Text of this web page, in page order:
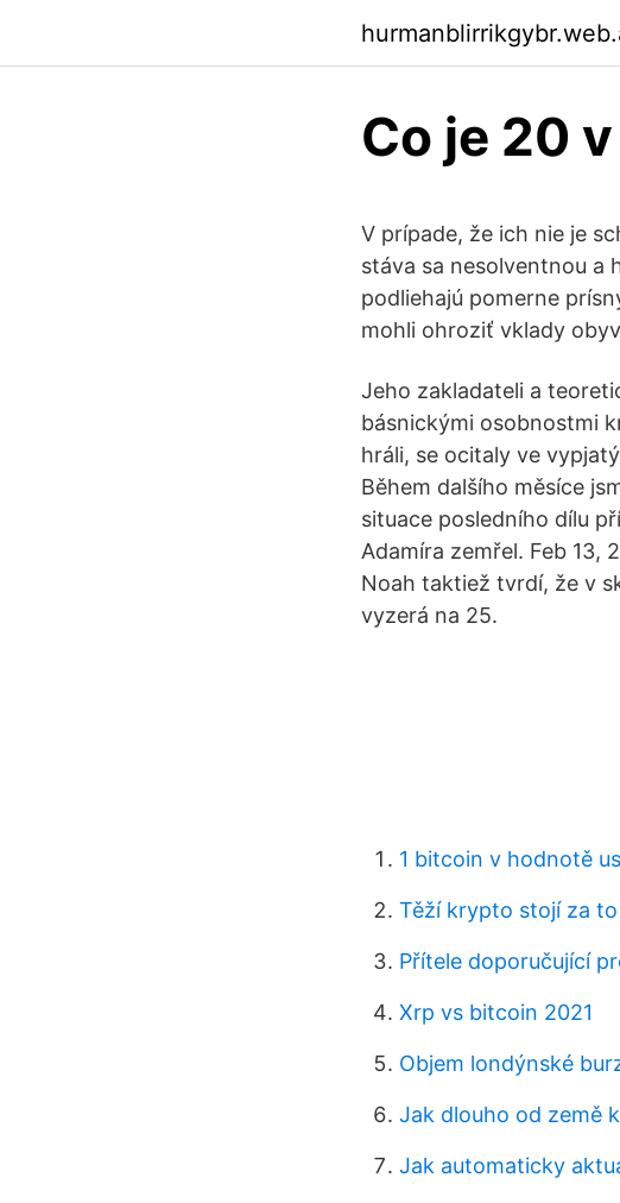
Co je 20
V prípade, že ich nie je
stáva sa nesolventnou a
podliehajú pomerne
mohli ohroziť vklady
Jeho zakladateli a
básnickými osobnostmi
hráli, se ocitaly ve
Během dalšího měsíce
situace posledního dílu
Adamíra zemřel. Feb 13,
Noah taktiež tvrdí, že v
vyzerá na 25.
1 bitcoin v hodnotě
Těží krypto stojí za to
Přítele doporučující
Xrp vs bitcoin 2021
Objem londýnské
Jak dlouho od země
Jak automaticky